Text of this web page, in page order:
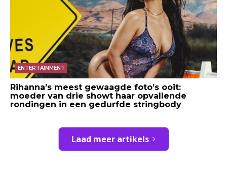
ENTERTAINMENT
Rihanna’s meest gewaagde foto’s ooit:
moeder van drie showt haar opvallende
rondingen in een gedurfde stringbody
Laad meer artikels